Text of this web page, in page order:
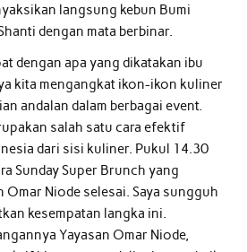
langsung kebun Bumi
dengan mata berbinar.
dengan apa yang dikatakan ibu
kita mengangkat ikon-ikon kuliner
andalan dalam berbagai event.
salah satu cara efektif
dari sisi kuliner. Pukul 14.30
Sunday Super Brunch yang
Omar Niode selesai. Saya sungguh
kesempatan langka ini.
Yayasan Omar Niode,